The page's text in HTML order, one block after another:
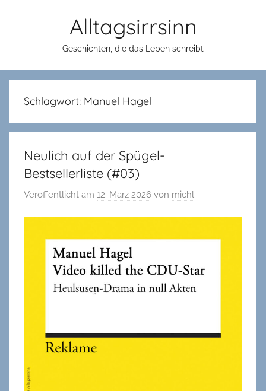
Alltagsirrsinn
Geschichten, die das Leben schreibt
Schlagwort: Manuel Hagel
Neulich auf der Spügel-
Bestsellerliste (#03)
Veröffentlicht am 12. März 2026 von michl